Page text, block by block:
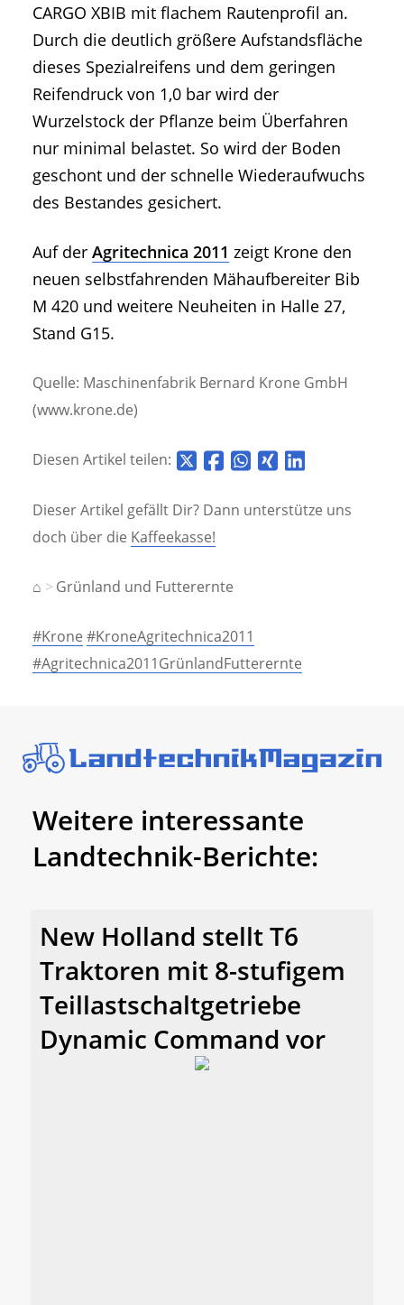
CARGO XBIB mit flachem Rautenprofil an.
Durch die deutlich größere Aufstandsfläche
dieses Spezialreifens und dem geringen
Reifendruck von 1,0 bar wird der
Wurzelstock der Pflanze beim Überfahren
nur minimal belastet. So wird der Boden
geschont und der schnelle Wiederaufwuchs
des Bestandes gesichert.
Auf der Agritechnica 2011 zeigt Krone den
neuen selbstfahrenden Mähaufbereiter Bib
M 420 und weitere Neuheiten in Halle 27,
Stand G15.
Quelle: Maschinenfabrik Bernard Krone GmbH
(www.krone.de)
Diesen Artikel teilen:
Dieser Artikel gefällt Dir? Dann unterstütze uns
doch über die Kaffeekasse!
⌂ Grünland und Futterernte
#Krone #KroneAgritechnica2011
#Agritechnica2011GrünlandFutterernte
Weitere interessante
Landtechnik-Berichte:
New Holland stellt T6
Traktoren mit 8-stufigem
Teillastschaltgetriebe
Dynamic Command vor